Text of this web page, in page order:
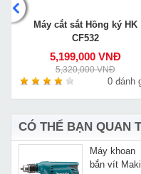
Máy cắt sắt Hồng ký HK
CF532
5,199,000 VNĐ
5,320,000 VNĐ
0 đánh
CÓ THỂ BẠN QUAN
Máy khoan
bắn vít